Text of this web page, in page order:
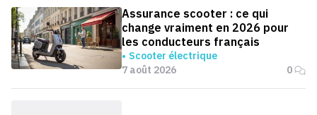
Assurance scooter : ce qui
change vraiment en 2026 pour
les conducteurs français
Scooter électrique
7 août 2026
0